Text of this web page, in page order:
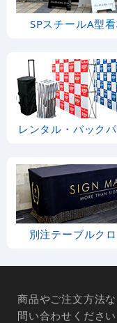
SPスチールA型
レンタル・バック
別注テーブルク
商品やご注文方法
問い合わせください